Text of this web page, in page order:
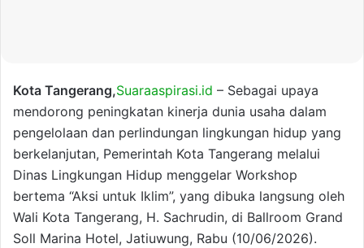
Kota Tangerang,Suaraaspirasi.id – Sebagai upaya
mendorong peningkatan kinerja dunia usaha dalam
pengelolaan dan perlindungan lingkungan hidup yang
berkelanjutan, Pemerintah Kota Tangerang melalui
Dinas Lingkungan Hidup menggelar Workshop
bertema “Aksi untuk Iklim”, yang dibuka langsung oleh
Wali Kota Tangerang, H. Sachrudin, di Ballroom Grand
Soll Marina Hotel, Jatiuwung, Rabu (10/06/2026).